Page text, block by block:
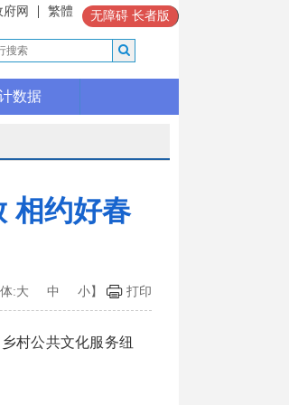
网 繁體 无障碍 长者版
数据
相约好春
体:大 中 小】 打印
村公共文化服务纽